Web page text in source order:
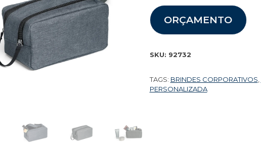
ORÇAMENTO
SKU: 92732
TAGS: BRINDES CORPORATIVOS
PERSONALIZADA